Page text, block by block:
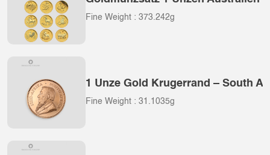
Fine Weight : 373.242g
1 Unze Gold Krugerrand – South
Fine Weight : 31.1035g